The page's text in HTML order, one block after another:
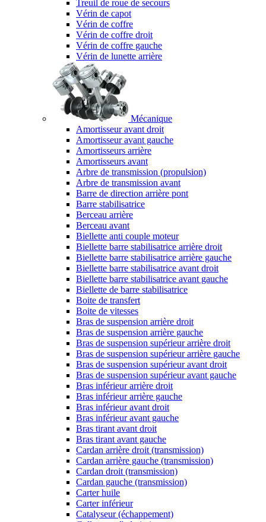
Treuil de roue de secours
Vérin de capot
Vérin de coffre
Vérin de coffre droit
Vérin de coffre gauche
Vérin de lunette arrière
Mécanique
Amortisseur avant droit
Amortisseur avant gauche
Amortisseurs arrière
Amortisseurs avant
Arbre de transmission (propulsion)
Arbre de transmission avant
Barre de direction arrière pont
Barre stabilisatrice
Berceau arrière
Berceau avant
Biellette anti couple moteur
Biellette barre stabilisatrice arrière droit
Biellette barre stabilisatrice arrière gauche
Biellette barre stabilisatrice avant droit
Biellette barre stabilisatrice avant gauche
Biellette de barre stabilisatrice
Boite de transfert
Boite de vitesses
Bras de suspension arrière droit
Bras de suspension arrière gauche
Bras de suspension supérieur arrière droit
Bras de suspension supérieur arrière gauche
Bras de suspension supérieur avant droit
Bras de suspension supérieur avant gauche
Bras inférieur arrière droit
Bras inférieur arrière gauche
Bras inférieur avant droit
Bras inférieur avant gauche
Bras tirant avant droit
Bras tirant avant gauche
Cardan arrière droit (transmission)
Cardan arrière gauche (transmission)
Cardan droit (transmission)
Cardan gauche (transmission)
Carter huile
Carter inférieur
Catalyseur (échappement)